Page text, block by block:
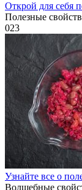
Открой для себя
Полезные
023
Узнайте все о
Волшебные